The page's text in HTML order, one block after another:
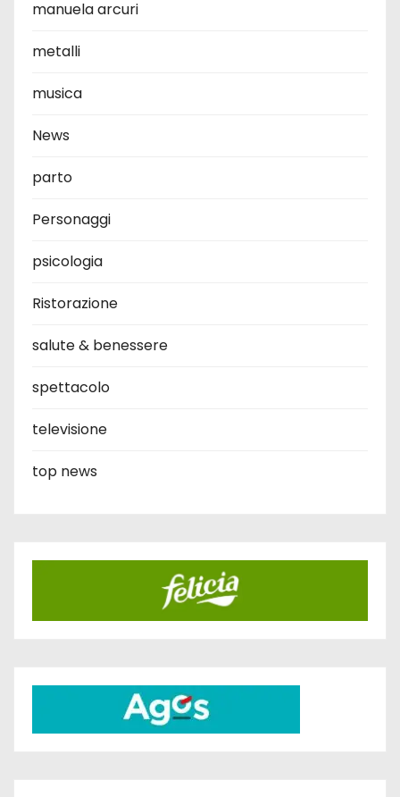
manuela arcuri
metalli
musica
News
parto
Personaggi
psicologia
Ristorazione
salute & benessere
spettacolo
televisione
top news